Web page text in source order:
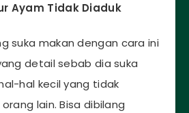
Ayam Tidak Diaduk
suka makan dengan cara ini
detail sebab dia suka
hal kecil yang tidak
lain. Bisa dibilang